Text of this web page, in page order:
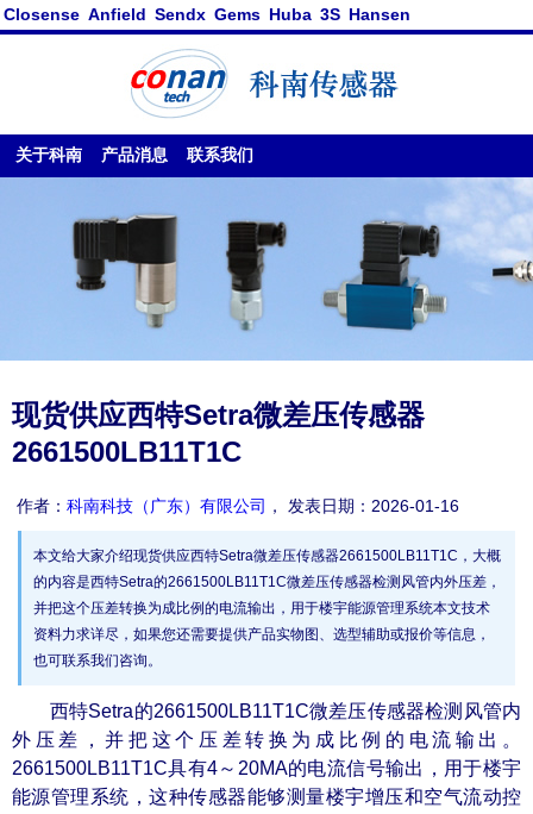
Closense Anfield Sendx Gems Huba 3S Hansen
关于科南 产品消息 联系我们
现货供应西特Setra微差压传感器
2661500LB11T1C
作者： 科南科技（广东）有限公司 ， 发表日期：2026-01-16
本文给大家介绍现货供应西特Setra微差压传感器2661500LB11T1C，大概
的内容是西特Setra的2661500LB11T1C微差压传感器检测风管内外压差，
并把这个压差转换为成比例的电流输出，用于楼宇能源管理系统本文技术
资料力求详尽，如果您还需要提供产品实物图、选型辅助或报价等信息，
也可联系我们咨询。
西特Setra的2661500LB11T1C微差压传感器检测风管内
外压差，并把这个压差转换为成比例的电流输出。
2661500LB11T1C具有4～20MA的电流信号输出，用于楼宇
能源管理系统，这种传感器能够测量楼宇增压和空气流动控